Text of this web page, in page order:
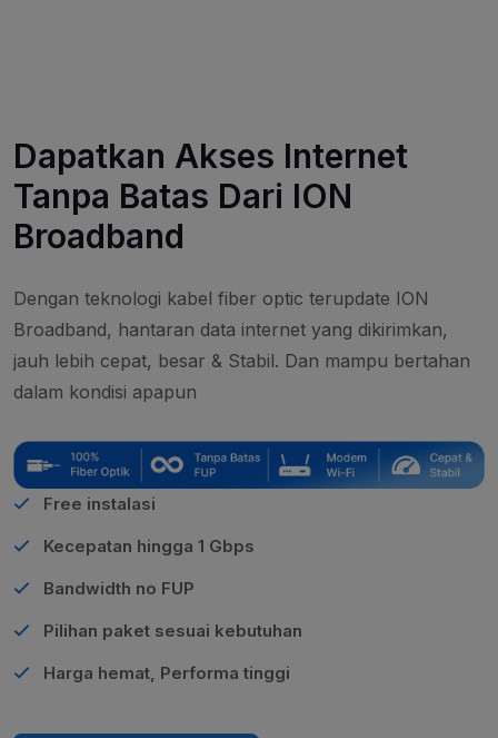
Dapatkan Akses Internet
Tanpa Batas Dari ION
Broadband
Dengan teknologi kabel fiber optic terupdate ION
Broadband, hantaran data internet yang dikirimkan,
jauh lebih cepat, besar & Stabil. Dan mampu bertahan
dalam kondisi apapun
Free instalasi
Kecepatan hingga 1 Gbps
Bandwidth no FUP
Pilihan paket sesuai kebutuhan
Harga hemat, Performa tinggi